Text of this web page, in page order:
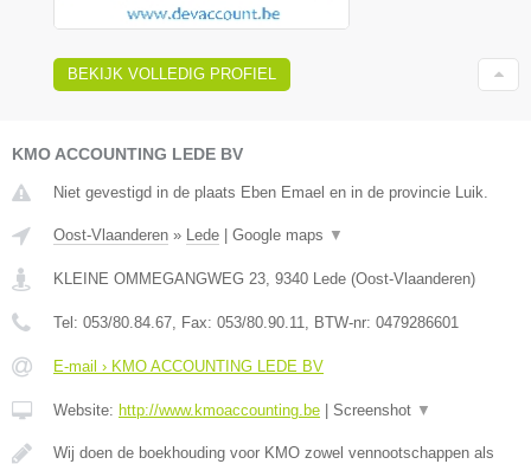
BEKIJK VOLLEDIG PROFIEL
KMO ACCOUNTING LEDE BV
Niet gevestigd in de plaats Eben Emael en in de provincie Luik.
Oost-Vlaanderen » Lede Google maps ▼
KLEINE OMMEGANGWEG 23 9340 Lede (Oost-Vlaanderen)
Tel: 053/80.84.67 , Fax: 053/80.90.11 , BTW-nr: 0479286601
E-mail › KMO ACCOUNTING LEDE BV
Website: http://www.kmoaccounting.be Screenshot ▼
Wij doen de boekhouding voor KMO zowel vennootschappen als